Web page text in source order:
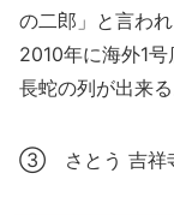
の二郎」と言われ
2010年に海外1
長蛇の列が出来る
③ さとう 吉祥